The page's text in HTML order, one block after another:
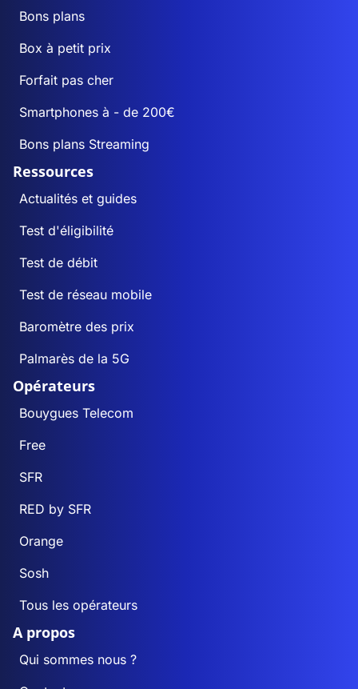
Bons plans
Box à petit prix
Forfait pas cher
Smartphones à - de 200€
Bons plans Streaming
Ressources
Actualités et guides
Test d'éligibilité
Test de débit
Test de réseau mobile
Baromètre des prix
Palmarès de la 5G
Opérateurs
Bouygues Telecom
Free
SFR
RED by SFR
Orange
Sosh
Tous les opérateurs
A propos
Qui sommes nous ?